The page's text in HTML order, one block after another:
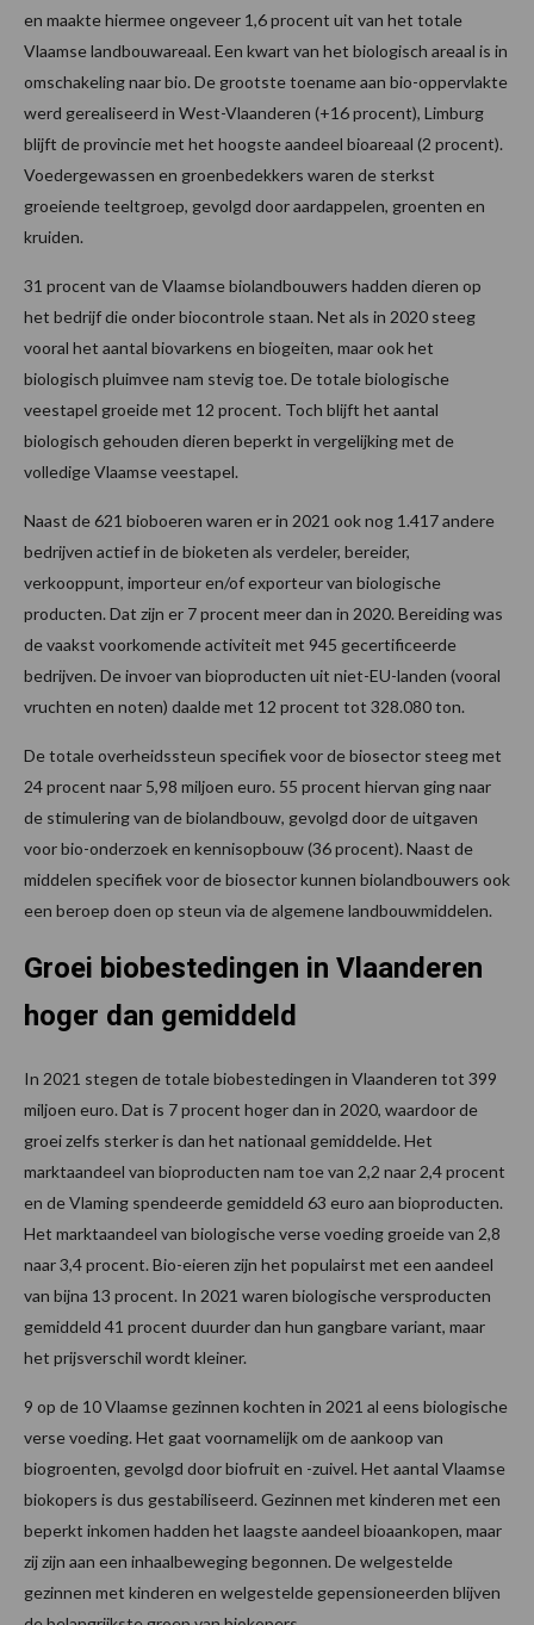
en maakte hiermee ongeveer 1,6 procent uit van het totale
Vlaamse landbouwareaal. Een kwart van het biologisch areaal is in
omschakeling naar bio. De grootste toename aan bio-oppervlakte
werd gerealiseerd in West-Vlaanderen (+16 procent), Limburg
blijft de provincie met het hoogste aandeel bioareaal (2 procent).
Voedergewassen en groenbedekkers waren de sterkst
groeiende teeltgroep, gevolgd door aardappelen, groenten en
kruiden.
31 procent van de Vlaamse biolandbouwers hadden dieren op
het bedrijf die onder biocontrole staan. Net als in 2020 steeg
vooral het aantal biovarkens en biogeiten, maar ook het
biologisch pluimvee nam stevig toe. De totale biologische
veestapel groeide met 12 procent. Toch blijft het aantal
biologisch gehouden dieren beperkt in vergelijking met de
volledige Vlaamse veestapel.
Naast de 621 bioboeren waren er in 2021 ook nog 1.417 andere
bedrijven actief in de bioketen als verdeler, bereider,
verkooppunt, importeur en/of exporteur van biologische
producten. Dat zijn er 7 procent meer dan in 2020. Bereiding was
de vaakst voorkomende activiteit met 945 gecertificeerde
bedrijven. De invoer van bioproducten uit niet-EU-landen (vooral
vruchten en noten) daalde met 12 procent tot 328.080 ton.
De totale overheidssteun specifiek voor de biosector steeg met
24 procent naar 5,98 miljoen euro. 55 procent hiervan ging naar
de stimulering van de biolandbouw, gevolgd door de uitgaven
voor bio-onderzoek en kennisopbouw (36 procent). Naast de
middelen specifiek voor de biosector kunnen biolandbouwers ook
een beroep doen op steun via de algemene landbouwmiddelen.
Groei biobestedingen in Vlaanderen
hoger dan gemiddeld
In 2021 stegen de totale biobestedingen in Vlaanderen tot 399
miljoen euro. Dat is 7 procent hoger dan in 2020, waardoor de
groei zelfs sterker is dan het nationaal gemiddelde. Het
marktaandeel van bioproducten nam toe van 2,2 naar 2,4 procent
en de Vlaming spendeerde gemiddeld 63 euro aan bioproducten.
Het marktaandeel van biologische verse voeding groeide van 2,8
naar 3,4 procent. Bio-eieren zijn het populairst met een aandeel
van bijna 13 procent. In 2021 waren biologische versproducten
gemiddeld 41 procent duurder dan hun gangbare variant, maar
het prijsverschil wordt kleiner.
9 op de 10 Vlaamse gezinnen kochten in 2021 al eens biologische
verse voeding. Het gaat voornamelijk om de aankoop van
biogroenten, gevolgd door biofruit en -zuivel. Het aantal Vlaamse
biokopers is dus gestabiliseerd. Gezinnen met kinderen met een
beperkt inkomen hadden het laagste aandeel bioaankopen, maar
zij zijn aan een inhaalbeweging begonnen. De welgestelde
gezinnen met kinderen en welgestelde gepensioneerden blijven